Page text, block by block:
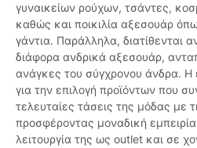
γυναικείων ρούχων, τσάντες,
καθώς και ποικιλία αξεσουάρ
γάντια. Παράλληλα, διατίθενται
διάφορα ανδρικά αξεσουάρ,
ανάγκες του σύγχρονου άνδρα. Η
για την επιλογή προϊόντων που
τελευταίες τάσεις της μόδας με
προσφέροντας μοναδική
λειτουργία της ως outlet και σε